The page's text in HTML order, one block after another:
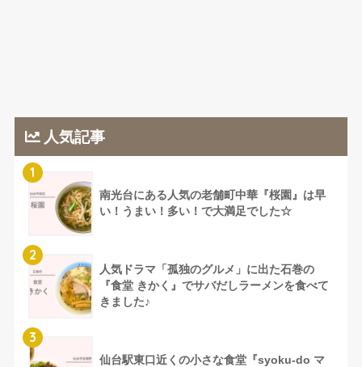
人気記事
1
南光台にある人気の老舗町中華『桜園』は早
い！うまい！多い！で大満足でした☆
2
人気ドラマ「孤独のグルメ」に出た石巻の
『食堂 きかく』でサバだしラーメンを食べて
きました♪
3
仙台駅東口近くの小さな食堂『syoku-do マ